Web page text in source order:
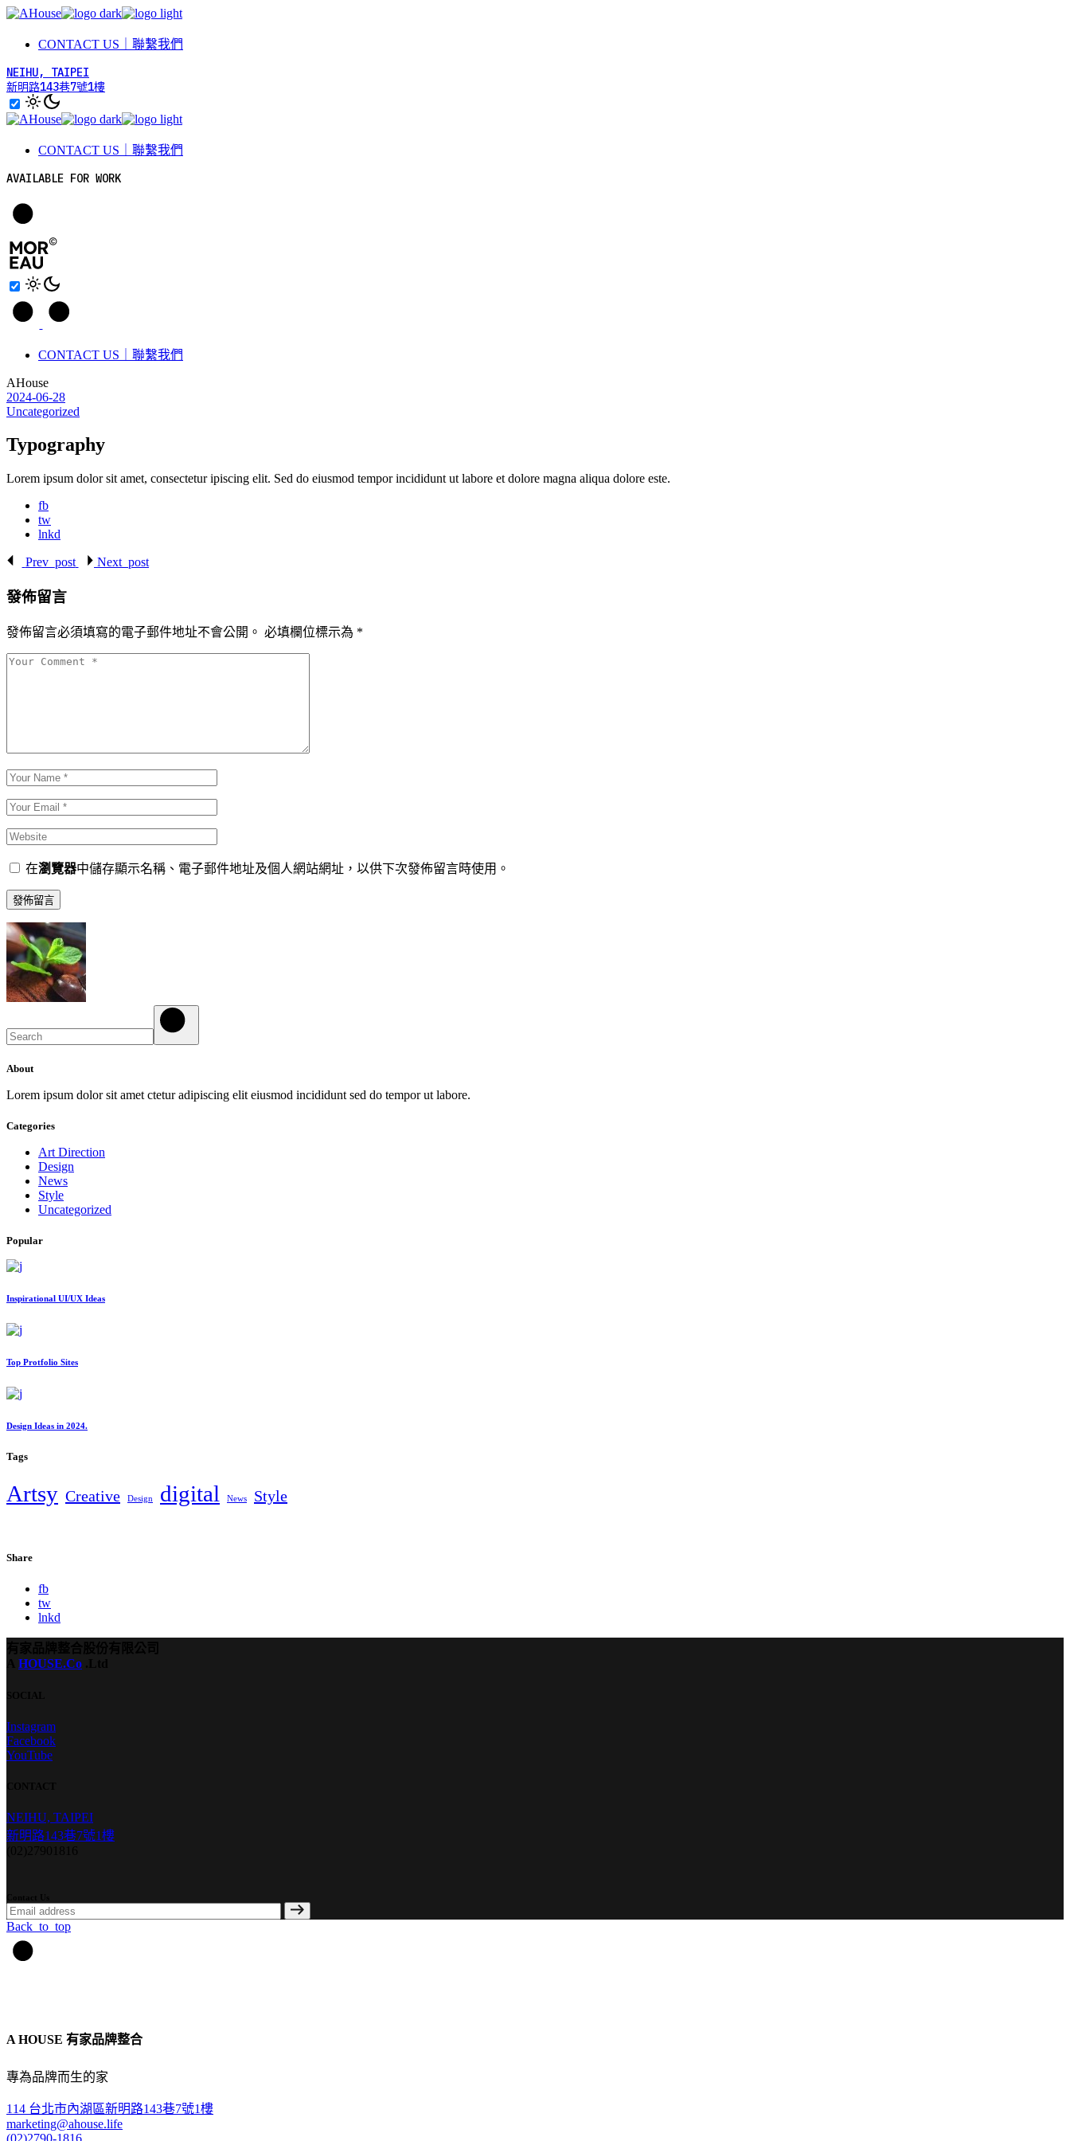
Skip
CONTACT US｜聯繫我們
NEIHU, TAIPEI
新明路143巷7號1樓
CONTACT US｜聯繫我們
AVAILABLE FOR WORK
CONTACT US｜聯繫我們
AHouse
2024-06-28
Uncategorized
Typography
Lorem ipsum dolor sit amet, consectetur ipiscing elit. Sed do eiusmod tempor incididunt ut labore et dolore magna aliqua dolore este.
fb
tw
lnkd
Prev_post Next_post
發佈留言
發佈留言必須填寫的電子郵件地址不會公開。 必填欄位標示為 *
在瀏覽器中儲存顯示名稱、電子郵件地址及個人網站網址，以供下次發佈留言時使用。
發佈留言
About
Lorem ipsum dolor sit amet ctetur adipiscing elit eiusmod incididunt sed do tempor ut labore.
Categories
Art Direction
Design
News
Style
Uncategorized
Popular
Inspirational UI/UX Ideas
Top Protfolio Sites
Design Ideas in 2024.
Tags
Artsy Creative Design digital News Style
Share
fb
tw
lnkd
HOUSE.Co
Instagram
Facebook
YouTube
NEIHU, TAIPEI
新明路143巷7號1樓
Back_to_top
A HOUSE 有家品牌整合
專為品牌而生的家
114 台北市內湖區新明路143巷7號1樓
marketing@ahouse.life
(02)2790-1816